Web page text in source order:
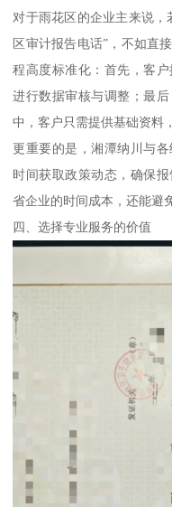
对于雨花区的企业主来说
区审计报告电话”，不如直
程高度标准化：首先，客
进行数据审核与调整；最
中，客户只需提供基础资料
更重要的是，湘潭纳川与
时间获取政策动态，确保
省企业的时间成本，还能避
四、选择专业服务的价值